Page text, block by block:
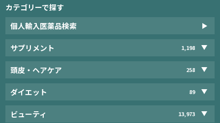
カテゴリーで探す
個人輸入医薬品検索
サプリメント 1,198
頭皮・ヘアケア 258
ダイエット 89
ビューティ 13,973